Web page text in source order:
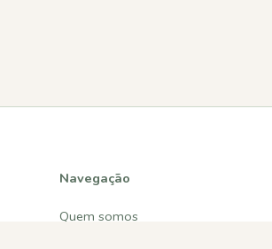
Navegação
Quem somos